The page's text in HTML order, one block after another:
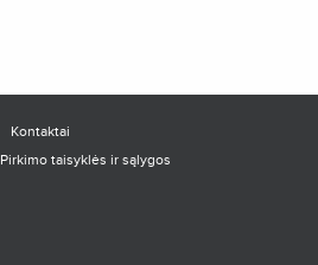
Kontaktai
Pirkimo taisyklės ir sąlygos